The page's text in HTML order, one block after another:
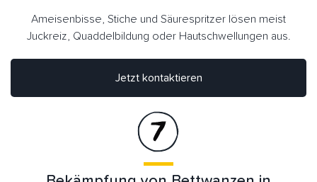
Jetzt kontaktieren
Ameisenbisse, Stiche und Säurespritzer lösen meist
Juckreiz, Quaddelbildung oder Hautschwellungen aus.